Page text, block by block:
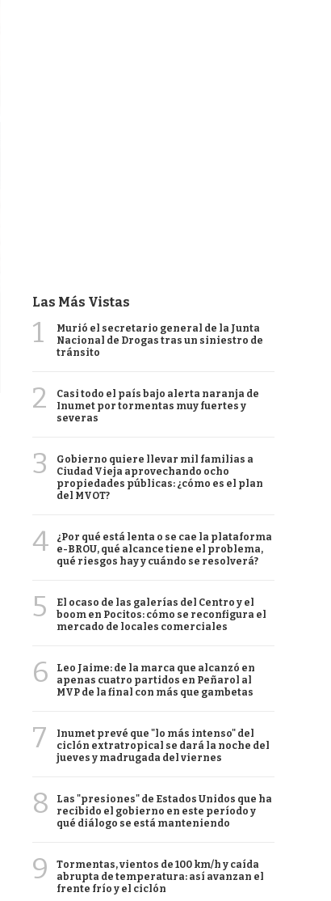
Las Más Vistas
1
Murió el secretario general de la Junta
Nacional de Drogas tras un siniestro de
tránsito
2
Casi todo el país bajo alerta naranja de
Inumet por tormentas muy fuertes y
severas
3
Gobierno quiere llevar mil familias a
Ciudad Vieja aprovechando ocho
propiedades públicas: ¿cómo es el plan
del MVOT?
4
¿Por qué está lenta o se cae la plataforma
e-BROU, qué alcance tiene el problema,
qué riesgos hay y cuándo se resolverá?
5
El ocaso de las galerías del Centro y el
boom en Pocitos: cómo se reconfigura el
mercado de locales comerciales
6
Leo Jaime: de la marca que alcanzó en
apenas cuatro partidos en Peñarol al
MVP de la final con más que gambetas
7
Inumet prevé que "lo más intenso" del
ciclón extratropical se dará la noche del
jueves y madrugada del viernes
8
Las "presiones" de Estados Unidos que ha
recibido el gobierno en este período y
qué diálogo se está manteniendo
9
Tormentas, vientos de 100 km/h y caída
abrupta de temperatura: así avanzan el
frente frío y el ciclón